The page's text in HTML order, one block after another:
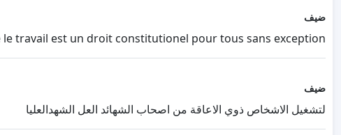
ضيف
le travail est un droit constitutionel pour tous sans exception
ضيف
لتشغيل الاشخاص ذوي الاعاقة من اصحاب الشهائد العل الشهدالعليا